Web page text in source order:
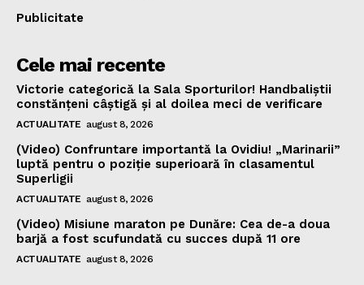
Publicitate
Cele mai recente
Victorie categorică la Sala Sporturilor! Handbaliștii
constănțeni câștigă și al doilea meci de verificare
ACTUALITATE august 8, 2026
(Video) Confruntare importantă la Ovidiu! „Marinarii”
luptă pentru o poziție superioară în clasamentul
Superligii
ACTUALITATE august 8, 2026
(Video) Misiune maraton pe Dunăre: Cea de-a doua
barjă a fost scufundată cu succes după 11 ore
ACTUALITATE august 8, 2026